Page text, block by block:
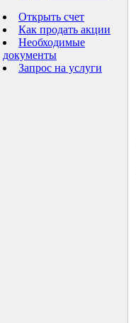
Открыть счет
Как продать акции
Необходимые
документы
Запрос на услуги